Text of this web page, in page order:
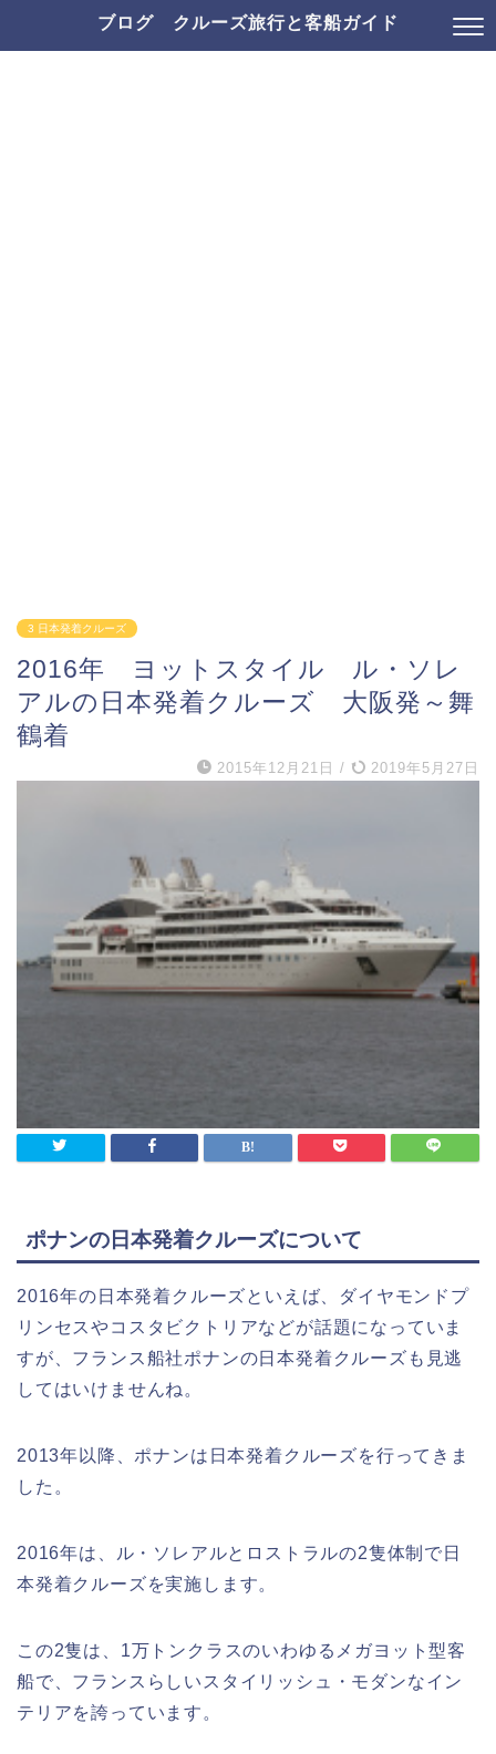
ブログ クルーズ旅行と客船ガイド
3 日本発着クルーズ
2016年 ヨットスタイル ル・ソレ
アルの日本発着クルーズ 大阪発～舞
鶴着
2015年12月21日 / 2019年5月27日
ポナンの日本発着クルーズについて
2016年の日本発着クルーズといえば、ダイヤモンドプ
リンセスやコスタビクトリアなどが話題になっていま
すが、フランス船社ポナンの日本発着クルーズも見逃
してはいけませんね。
2013年以降、ポナンは日本発着クルーズを行ってきま
した。
2016年は、ル・ソレアルとロストラルの2隻体制で日
本発着クルーズを実施します。
この2隻は、1万トンクラスのいわゆるメガヨット型客
船で、フランスらしいスタイリッシュ・モダンなイン
テリアを誇っています。